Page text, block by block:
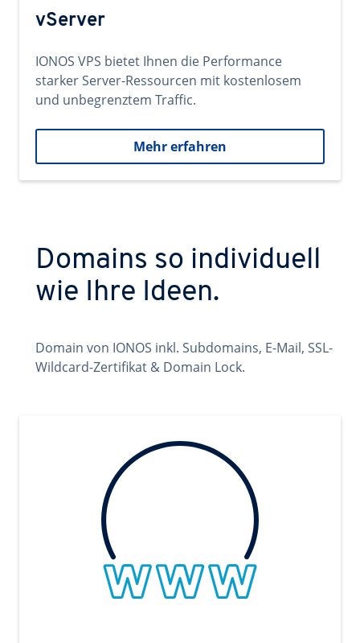
vServer
IONOS VPS bietet Ihnen die Performance
starker Server-Ressourcen mit kostenlosem
und unbegrenztem Traffic.
Mehr erfahren
Domains so individuell
wie Ihre Ideen.
Domain von IONOS inkl. Subdomains, E-Mail, SSL-
Wildcard-Zertifikat & Domain Lock.